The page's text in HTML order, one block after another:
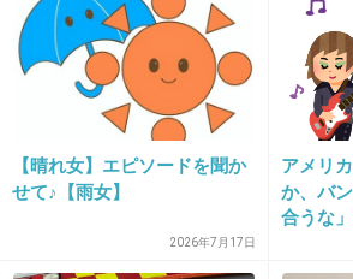
2019/06/20(木) 19:14:15
SNSじゃないけどポケモンGO
ポケモンGOやってる人は分か
捕まえたポケモンとかいつ捕
通る道とか
【晴れ女】エピソードを聞か
せて♪【雨女】
2026年7月17日
アメリ
か、バ
合うな
ており
イタリ